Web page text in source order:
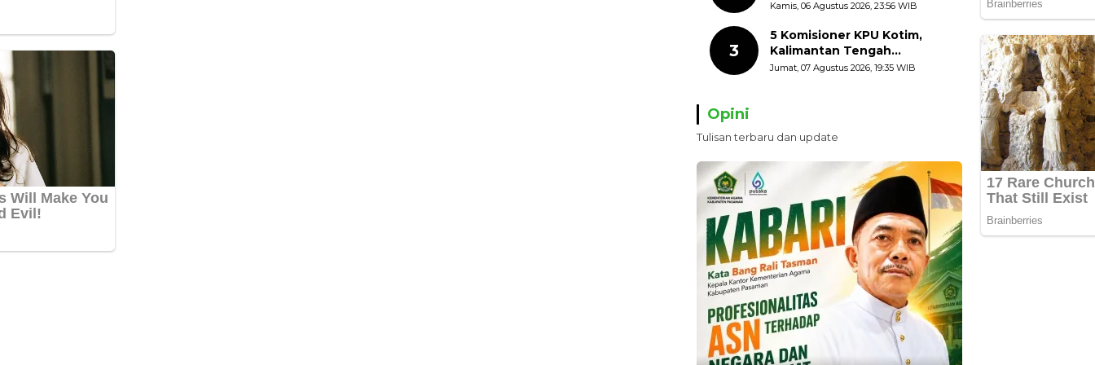
HUT ke-81 Kemerdekaan RI
Bendera Merah Putih
Kamis, 06 Agustus 2026, 23:56 WIB
3
5 Komisioner KPU Kotim,
Kalimantan Tengah
Ditetapkan Tersangka,
Jumat, 07 Agustus 2026, 19:35 WIB
Opini
Tulisan terbaru dan update